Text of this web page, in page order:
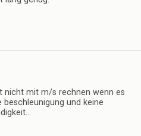
nicht mit m/s rechnen wenn es
beschleunigung und keine